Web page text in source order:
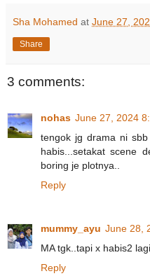
Sha Mohamed at June 27,
Share
3 comments:
nohas June 27, 2024
tengok jg drama ni
habis...setakat scene
boring je plotnya..
Reply
mummy_ayu June 28,
MA tgk..tapi x habis2
Reply